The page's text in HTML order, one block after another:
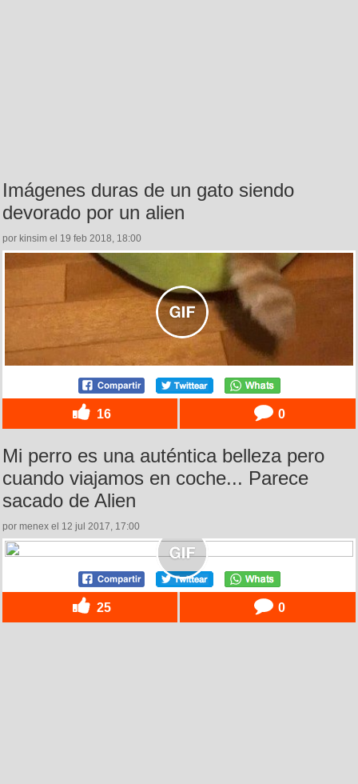
Imágenes duras de un gato siendo
devorado por un alien
por kinsim el 19 feb 2018, 18:00
16 0
Mi perro es una auténtica belleza pero
cuando viajamos en coche... Parece
sacado de Alien
por menex el 12 jul 2017, 17:00
25 0